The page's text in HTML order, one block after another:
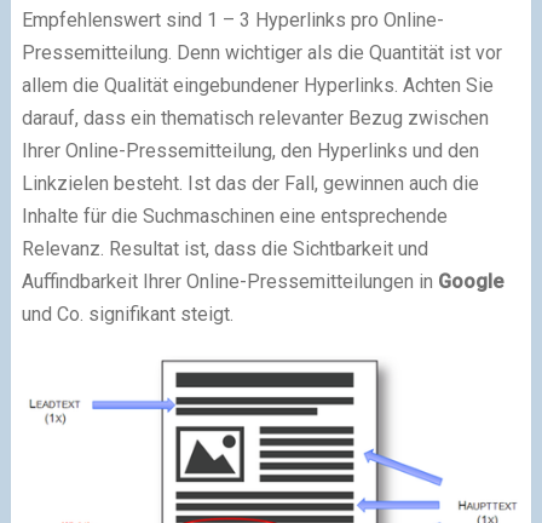
Empfehlenswert sind 1 – 3 Hyperlinks pro Online-
Pressemitteilung. Denn wichtiger als die Quantität ist vor
allem die Qualität eingebundener Hyperlinks. Achten Sie
darauf, dass ein thematisch relevanter Bezug zwischen
Ihrer Online-Pressemitteilung, den Hyperlinks und den
Linkzielen besteht. Ist das der Fall, gewinnen auch die
Inhalte für die Suchmaschinen eine entsprechende
Relevanz. Resultat ist, dass die Sichtbarkeit und
Auffindbarkeit Ihrer Online-Pressemitteilungen in Google
und Co. signifikant steigt.